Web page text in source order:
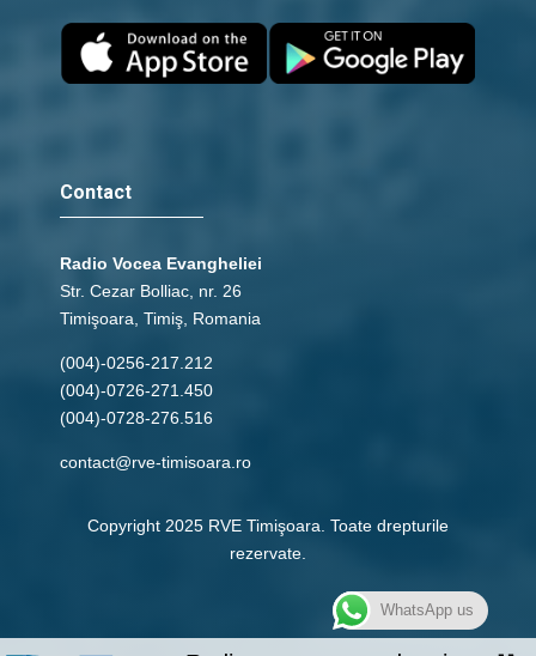
Contact
Radio Vocea Evangheliei
Str. Cezar Bolliac, nr. 26
Timişoara, Timiş, Romania
(004)-0256-217.212
(004)-0726-271.450
(004)-0728-276.516
contact@rve-timisoara.ro
Copyright 2025 RVE Timişoara. Toate drepturile
rezervate.
WhatsApp us